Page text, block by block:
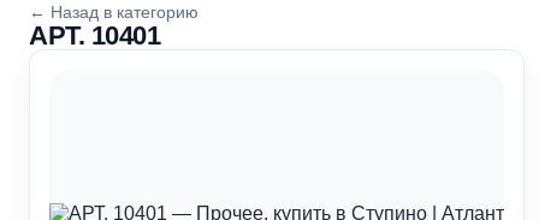
← Назад в категорию
АРТ. 10401